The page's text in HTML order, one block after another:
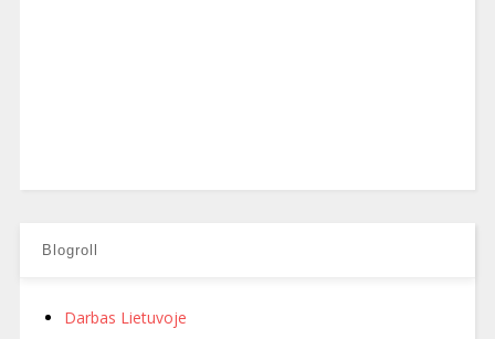
Blogroll
Darbas Lietuvoje